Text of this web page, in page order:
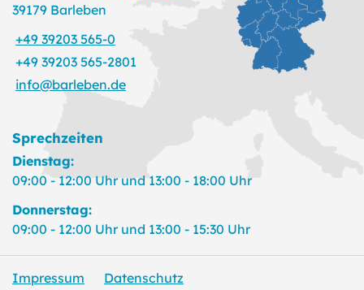
39179 Barleben
+49 39203 565-0
+49 39203 565-2801
info@barleben.de
Sprechzeiten
Dienstag:
09:00 - 12:00 Uhr und 13:00 - 18:00 Uhr
Donnerstag:
09:00 - 12:00 Uhr und 13:00 - 15:30 Uhr
Impressum Datenschutz